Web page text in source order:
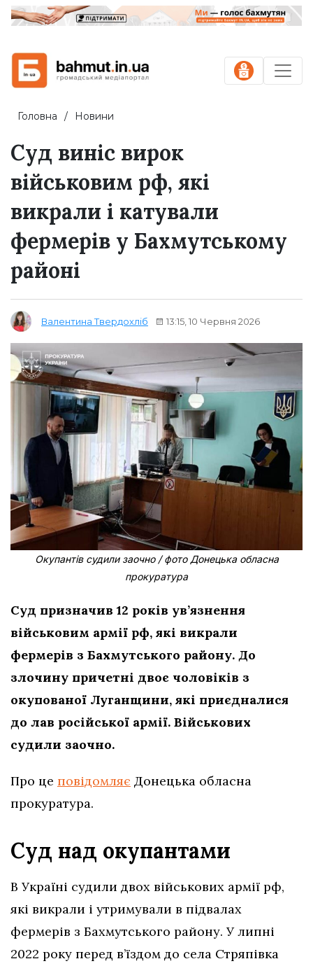
Головна Новини
Суд виніс вирок
військовим рф, які
викрали і катували
фермерів у Бахмутському
районі
Валентина Твердохліб 13:15, 10 Червня 2026
Окупантів судили заочно / фото Донецька обласна
прокуратура
Суд призначив 12 років ув’язнення
військовим армії рф, які викрали
фермерів з Бахмутського району. До
злочину причетні двоє чоловіків з
окупованої Луганщини, які приєдналися
до лав російської армії. Військових
судили заочно.
Про це повідомляє Донецька обласна
прокуратура.
Суд над окупантами
В Україні судили двох військових армії рф,
які викрали і утримували в підвалах
фермерів з Бахмутського району. У липні
2022 року перед в’їздом до села Стряпівка